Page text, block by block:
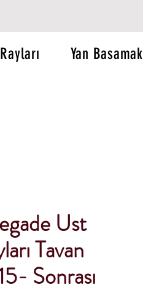
Yan Basamak
Ust
Tavan
Sonrası